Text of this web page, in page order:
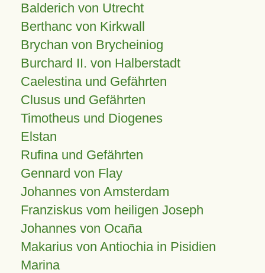
Balderich von Utrecht
Berthanc von Kirkwall
Brychan von Brycheiniog
Burchard II. von Halberstadt
Caelestina und Gefährten
Clusus und Gefährten
Timotheus und Diogenes
Elstan
Rufina und Gefährten
Gennard von Flay
Johannes von Amsterdam
Franziskus vom heiligen Joseph
Johannes von Ocaña
Makarius von Antiochia in Pisidien
Marina